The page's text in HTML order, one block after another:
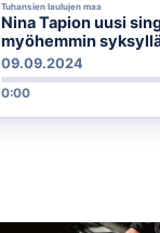
Tuhansien laulujen maa
Nina Tapion uusi
myöhemmin
julkaistavaa
09.09.2024
0:00